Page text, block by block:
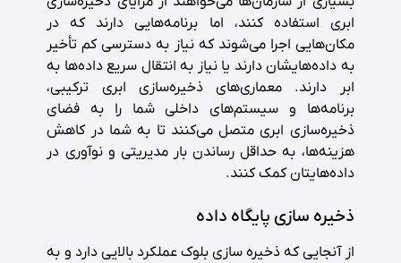
ابری استفاده کنند، اما برنامه‌هایی دارند که در
مکان‌هایی اجرا می‌شوند که نیاز به دسترسی کم تأخیر
به داده‌هایشان دارند یا نیاز به انتقال سریع داده‌ها به
ابر دارند. معماری‌های ذخیره‌سازی ابری ترکیبی،
برنامه‌ها و سیستم‌های داخلی شما را به فضای
ذخیره‌سازی ابری متصل می‌کنند تا به شما در کاهش
هزینه‌ها، به حداقل رساندن بار مدیریتی و نوآوری در
داده‌هایتان کمک کنند.
ذخیره سازی پایگاه داده
از آنجایی که ذخیره سازی بلوک عملکرد بالایی دارد و به